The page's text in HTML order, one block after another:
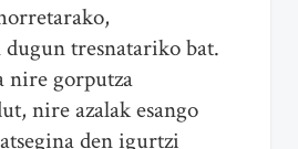
tresnatariko bat.
nire gorputza
nire azalak esango
den igurtzi